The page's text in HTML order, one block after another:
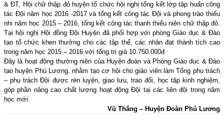
& ĐT, Hội chữ thập đỏ huyện tổ chức hội nghị tổng kết lớp tập huấn công
tác Đội năm học 2016 -2017 và tổng kết công tác Đội và phong trào thiếu
nhi năm học 2015 – 2016, tổng kết công tác thanh thiếu niên chữ thập đỏ.
Tại hội nghị Hội đồng Đội Huyện đã phối hợp với phòng Giáo dục & Đào
tạo tổ chức khen thưởng cho các tập thể, các nhân đạt thành tích cao
trong năm học 2015 – 2016 với tổng trị giá 10.750.000đ
Đây là hoạt động thường niên của Huyện đoàn và Phòng Giáo dục & Đào
tạo huyện Phú Lương, nhằm tạo cơ hội cho giáo viên làm Tổng phụ trách
– phụ trách Đội được rèn luyện, giao lưu, trao đổi, học tập kinh nghiệm,
góp phần nâng cao chất lượng hoạt động Đội tại các liên đội trong năm
học mới.
Vũ Thắng – Huyện Đoàn Phú Lương